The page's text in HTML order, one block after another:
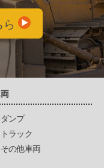
ダンプ
トラック
その他車両